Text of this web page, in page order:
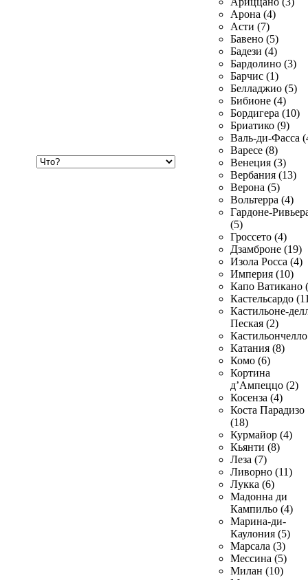
Арона (4)
Асти (7)
Бавено (5)
Бадези (4)
Бардолино (3)
Барчис (1)
Белладжио (5)
Бибионе (4)
Бордигера (10)
Бриатико (9)
Валь-ди-Фасса
Варесе (8)
Венеция (3)
Вербания (13)
Верона (5)
Вольтерра (4)
Гардоне-
(5)
Гроссето (4)
Дзамброне (19)
Изола Росса (4)
Империя (10)
Капо Ватикано
Кастельсардо
Кастильоне-
Пеская (2)
Катания (8)
Комо (6)
Кортина
д’Ампеццо (2)
Косенза (4)
Коста Парадизо
(18)
Курмайор (4)
Кьянти (8)
Леза (7)
Ливорно (11)
Лукка (6)
Мадонна ди
Кампильо (4)
Марина-ди-
Каулония (5)
Марсала (3)
Мессина (5)
Милан (10)